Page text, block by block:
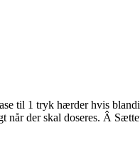
til 1 tryk hærder hvis
når der skal doseres. Â